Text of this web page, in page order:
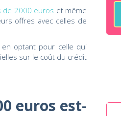
de 2000 euros et même
offres avec celles de
optant pour celle qui
sur le coût du crédit
euros est-